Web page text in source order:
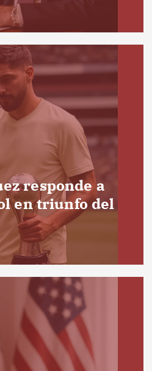
responde a
en triunfo del